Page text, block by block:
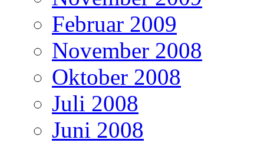
Februar 2009
November 2008
Oktober 2008
Juli 2008
Juni 2008